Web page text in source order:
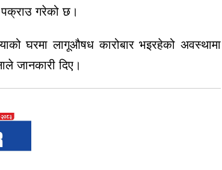
पक्राउ गरेको छ।
घरमा लागूऔषध कारोबार भइरहेको अवस्थामा
जानकारी दिए।